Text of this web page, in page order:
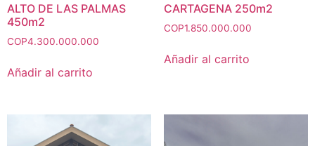
ALTO DE LAS PALMAS
450m2
COP4.300.000.000
Añadir al carrito
CARTAGENA 250m2
COP1.850.000.000
Añadir al carrito